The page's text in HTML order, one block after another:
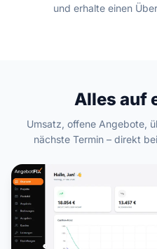
und erhalte einen
Alles auf
Umsatz, offene Angebote,
nächste Termin – direkt